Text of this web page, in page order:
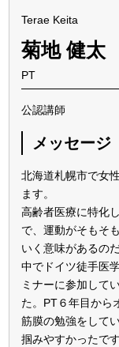
Terae Keita
菊地 健太
PT
公認講師
メッセージ
北海道札幌市で女
ます。
高齢者医療に特化
で、運動がそもそ
いく意味があるの
中でドイツ徒手医
ミナーに参加して
た。PT６年目から
筋膜の勉強をして
掴みやすかったで